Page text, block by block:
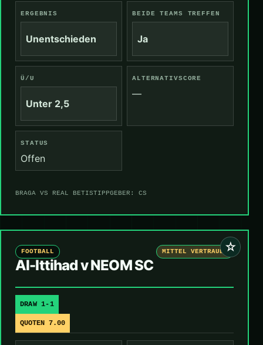
ERGEBNIS
Unentschieden
BEIDE TEAMS TREFFEN
Ja
Ü/U
Unter 2,5
ALTERNATIVSCORE
—
STATUS
Offen
BRAGA VS REAL BETISTIPPGEBER: CS
☆
FOOTBALL MITTEL VERTRAUEN
Al-Ittihad v NEOM SC
DRAW 1-1
QUOTEN 7.00